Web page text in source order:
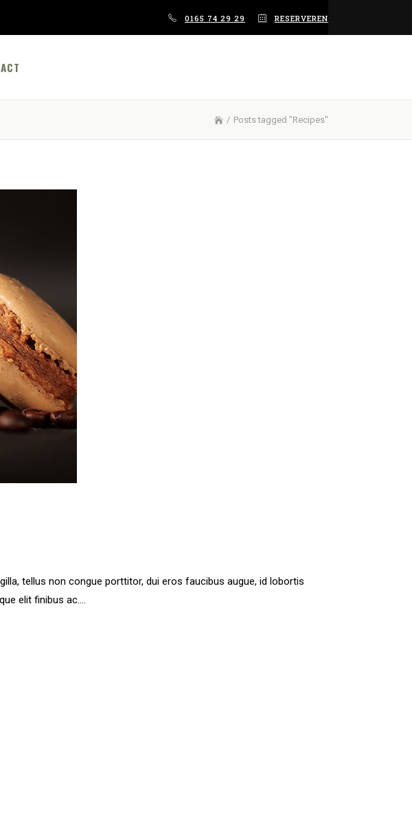
0165 74 29 29 RESERVEREN
/ Posts tagged "Recipes"
tellus non congue porttitor, dui eros faucibus augue, id lobortis
elit finibus ac....